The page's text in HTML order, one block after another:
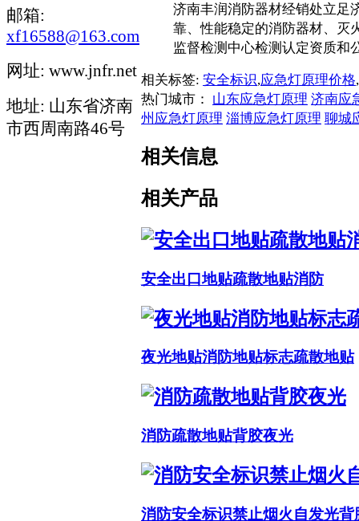
邮箱:
xf16588@163.com
网址: www.jnfr.net
地址: 山东省济南
市西周南路46号
济南丰润消防器材经销处立足
靠、性能稳定的消防器材、灭
监督检测中心检测认定资质
相关标签: 安全标识,应急灯原理价格,
热门城市： 山东应急灯原理 济南应
州应急灯原理 淄博应急灯原理 聊城
相关信息
相关产品
安全出口地贴疏散地贴消防
夜光地贴消防地贴标志疏散地贴
消防疏散地贴背胶夜光
消防安全标识禁止烟火自发光背